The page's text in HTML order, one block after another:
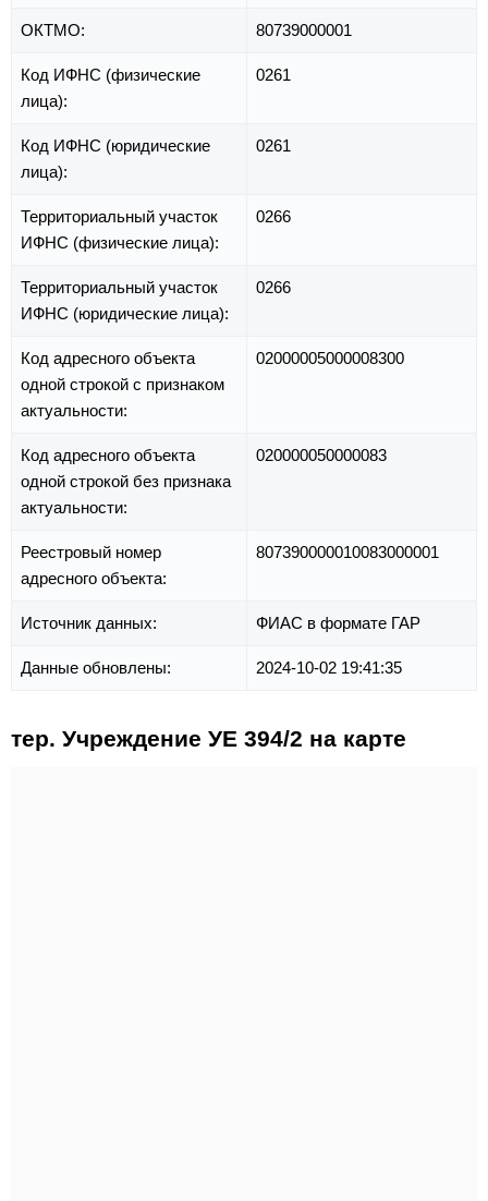
ОКТМО: 80739000001
Код ИФНС (физические
лица):
0261
Код ИФНС (юридические
лица):
0261
Территориальный участок
ИФНС (физические лица):
0266
Территориальный участок
ИФНС (юридические лица):
0266
Код адресного объекта
одной строкой с признаком
актуальности:
02000005000008300
Код адресного объекта
одной строкой без признака
актуальности:
020000050000083
Реестровый номер
адресного объекта:
807390000010083000001
Источник данных: ФИАС в формате ГАР
Данные обновлены: 2024-10-02 19:41:35
тер. Учреждение УЕ 394/2 на карте